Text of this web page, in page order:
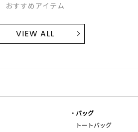
おすすめアイテム
VIEW ALL
バッグ
トートバッグ